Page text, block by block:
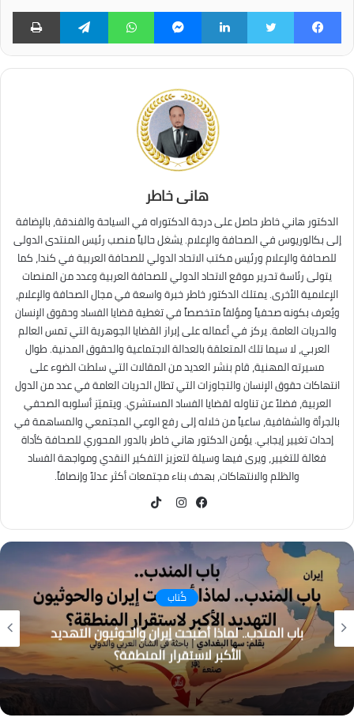
فيسبوك لينكدإن ماسنجر واتساب تيلقرام
هانى خاطر
الدكتور هاني خاطر حاصل على درجة الدكتوراه في السياحة والفندقة، بالإضافة
إلى بكالوريوس في الصحافة والإعلام. يشغل حالياً منصب رئيس المنتدى الدولى
للصحافة والإعلام ورئيس مكتب الاتحاد الدولي للصحافة العربية في كندا، كما
يتولى رئاسة تحرير موقع الاتحاد الدولي للصحافة العربية وعدد من المنصات
الإعلامية الأخرى. يمتلك الدكتور خاطر خبرة واسعة في مجال الصحافة والإعلام،
ويُعرف بكونه صحفياً ومؤلفاً متخصصاً في تغطية قضايا الفساد وحقوق الإنسان
والحريات العامة. يركز في أعماله على إبراز القضايا الجوهرية التي تمس العالم
العربي، لا سيما تلك المتعلقة بالعدالة الاجتماعية والحقوق المدنية. طوال
مسيرته المهنية، قام بنشر العديد من المقالات التي سلطت الضوء على
انتهاكات حقوق الإنسان والتجاوزات التي تطال الحريات العامة في عدد من الدول
العربية، فضلاً عن تناوله لقضايا الفساد المستشري. ويتميّز أسلوبه الصحفي
بالجرأة والشفافية، ساعياً من خلاله إلى رفع الوعي المجتمعي والمساهمة في
إحداث تغيير إيجابي. يؤمن الدكتور هاني خاطر بالدور المحوري للصحافة كأداة
فعّالة للتغيير، ويرى فيها وسيلة لتعزيز التفكير النقدي ومواجهة الفساد
والظلم والانتهاكات، بهدف بناء مجتمعات أكثر عدلاً وإنصافاً.
كُتاب
باب المندب.. لماذا أصبحت إيران والحوثيون التهديد
الأكبر لاستقرار المنطقة؟